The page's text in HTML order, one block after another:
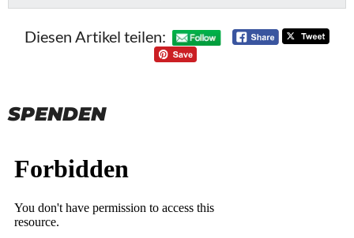
Diesen Artikel teilen:
SPENDEN